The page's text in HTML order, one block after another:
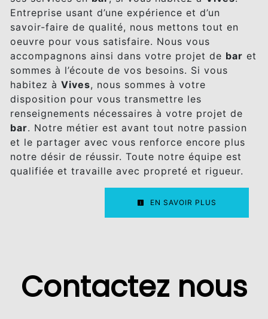
Entreprise usant d’une expérience et d’un
savoir-faire de qualité, nous mettons tout en
oeuvre pour vous satisfaire. Nous vous
accompagnons ainsi dans votre projet de bar et
sommes à l’écoute de vos besoins. Si vous
habitez à Vives, nous sommes à votre
disposition pour vous transmettre les
renseignements nécessaires à votre projet de
bar. Notre métier est avant tout notre passion
et le partager avec vous renforce encore plus
notre désir de réussir. Toute notre équipe est
qualifiée et travaille avec propreté et rigueur.
EN SAVOIR PLUS
Contactez nous